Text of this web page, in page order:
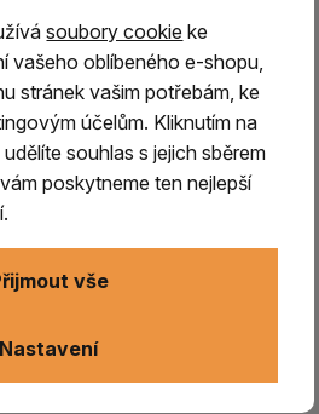
vřetena/ 2
soubory cookie ke
vašeho oblíbeného e-shopu,
stránek vašim potřebám, ke
účelům. Kliknutím na
souhlas s jejich sběrem
poskytneme ten nejlepší
Nastavení
vše